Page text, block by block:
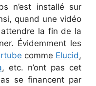
n’est installé sur
quand une vidéo
la fin de la
Évidemment les
comme Elucid,
, etc. n’ont pas cet
se financent par